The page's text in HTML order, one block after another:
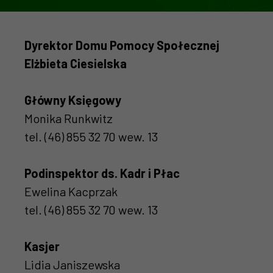
Dyrektor Domu Pomocy Społecznej
Elżbieta Ciesielska
Główny Księgowy
Monika Runkwitz
tel. (46) 855 32 70 wew. 13
Podinspektor ds. Kadr i Płac
Ewelina Kacprzak
tel. (46) 855 32 70 wew. 13
Kasjer
Lidia Janiszewska